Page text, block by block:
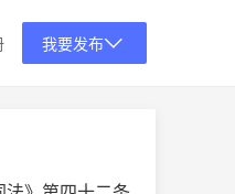
我要发布